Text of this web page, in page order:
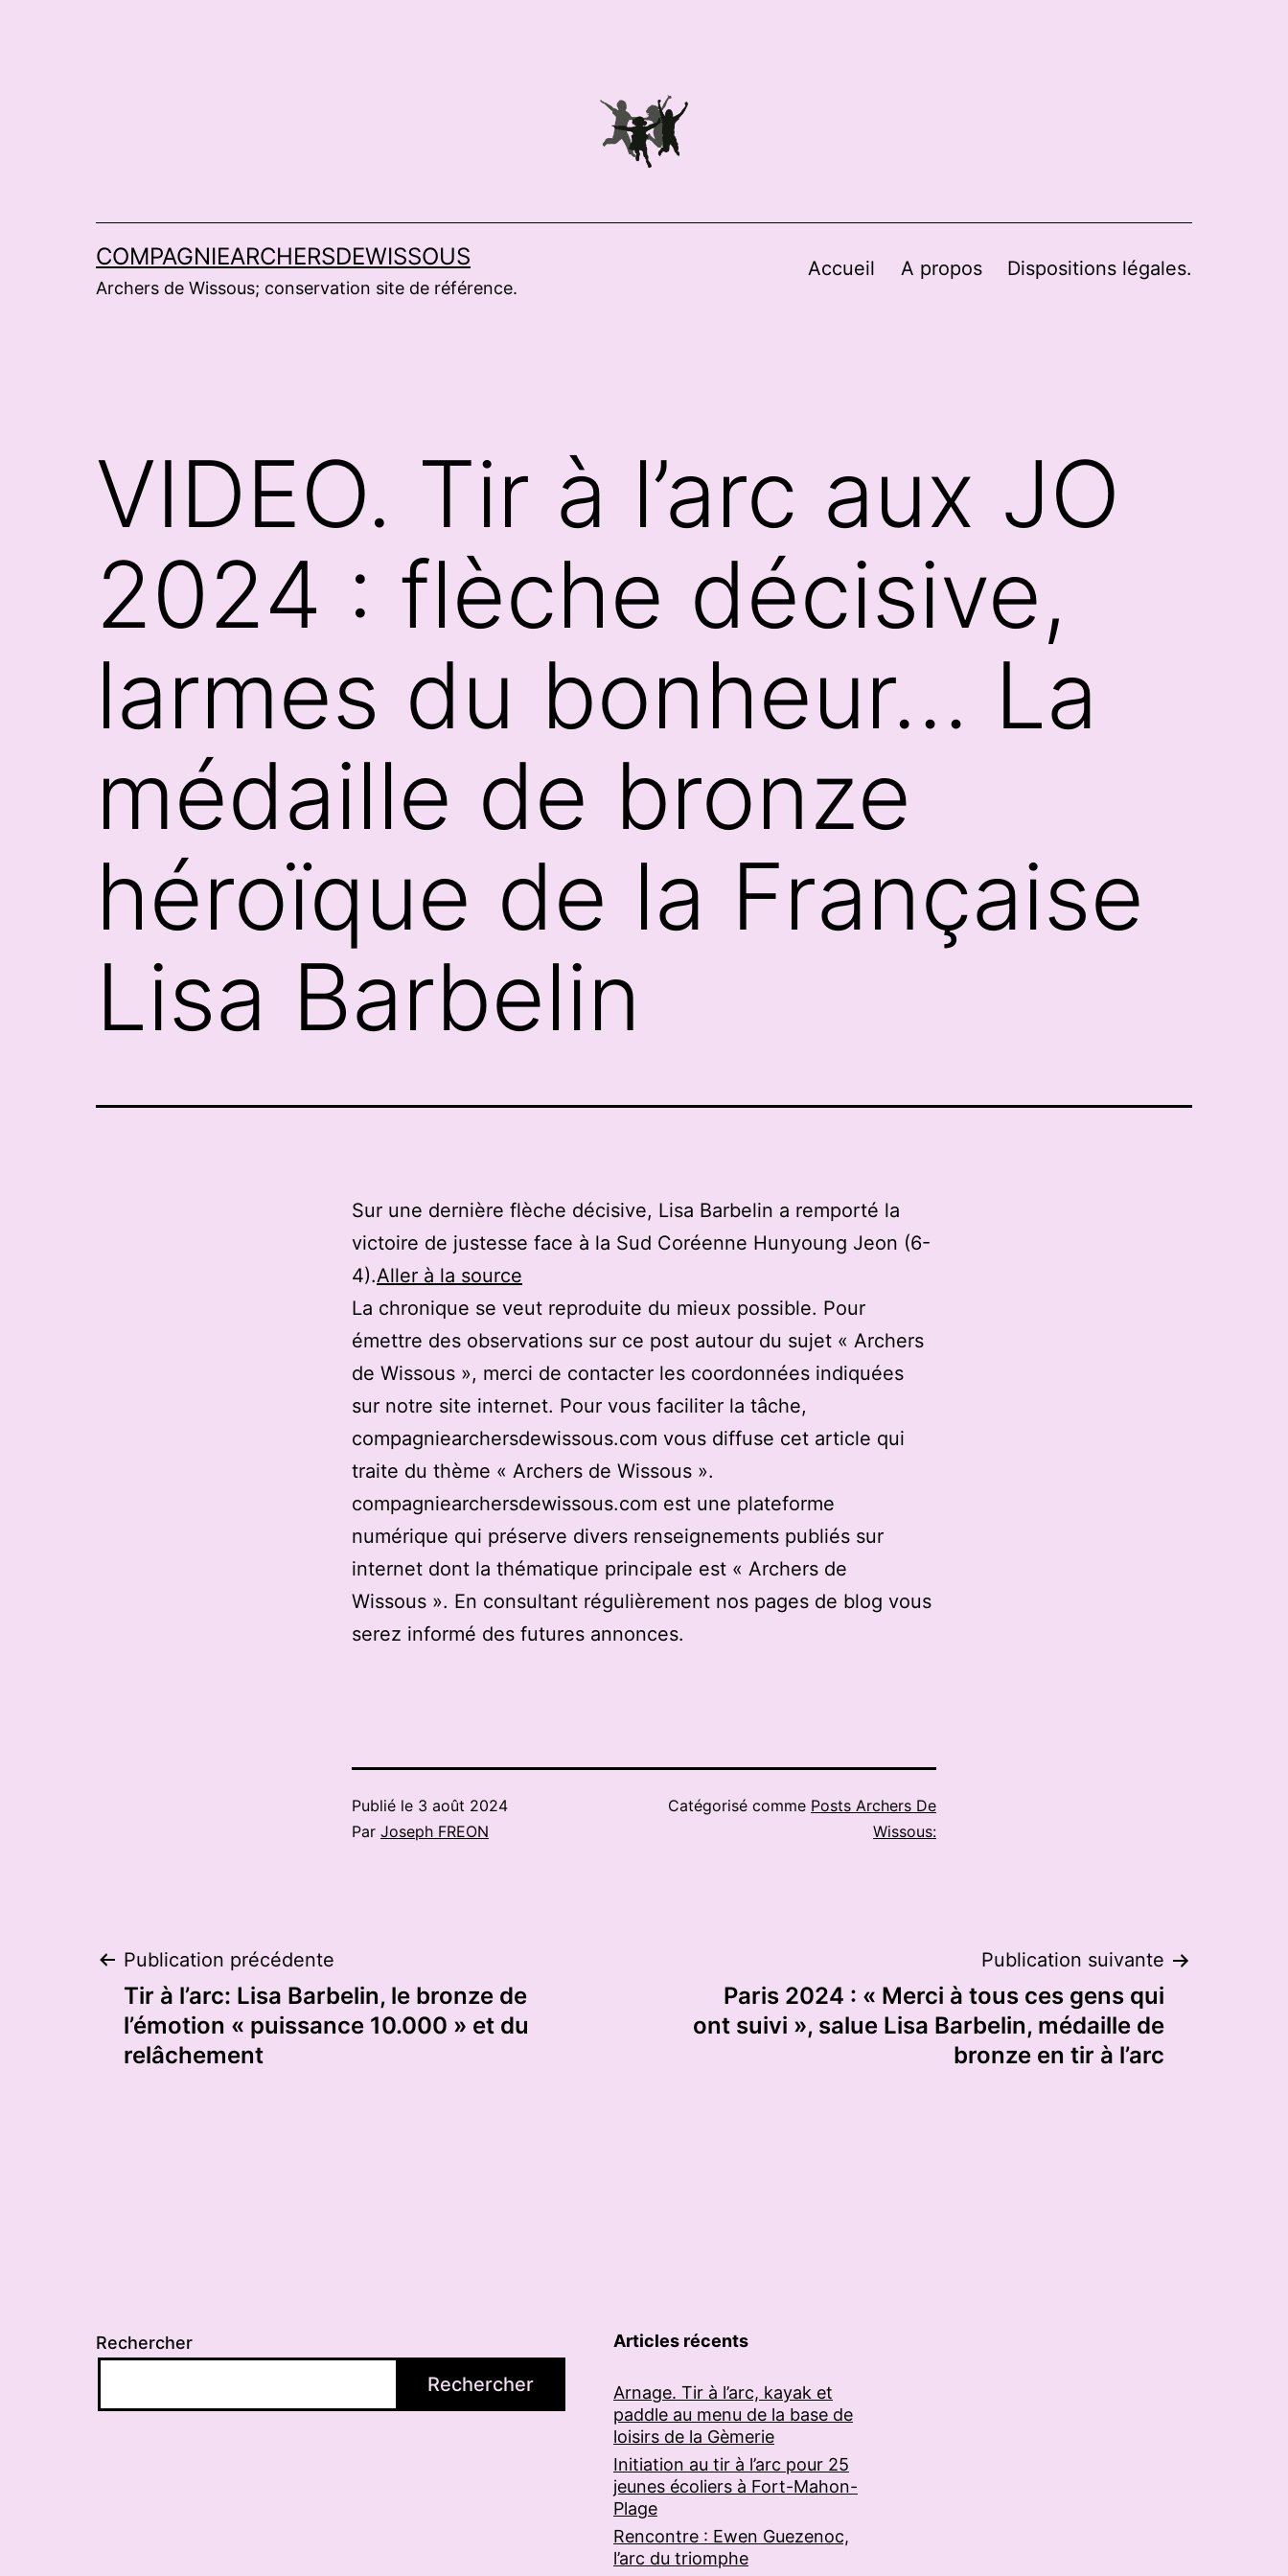
COMPAGNIEARCHERSDEWISSOUS
Archers de Wissous; conservation site de référence.
Accueil A propos Dispositions légales.
VIDEO. Tir à l’arc aux JO
2024 : flèche décisive,
larmes du bonheur… La
médaille de bronze
héroïque de la Française
Lisa Barbelin
Sur une dernière flèche décisive, Lisa Barbelin a remporté la
victoire de justesse face à la Sud Coréenne Hunyoung Jeon (6-
4).Aller à la source
La chronique se veut reproduite du mieux possible. Pour
émettre des observations sur ce post autour du sujet « Archers
de Wissous », merci de contacter les coordonnées indiquées
sur notre site internet. Pour vous faciliter la tâche,
compagniearchersdewissous.com vous diffuse cet article qui
traite du thème « Archers de Wissous ».
compagniearchersdewissous.com est une plateforme
numérique qui préserve divers renseignements publiés sur
internet dont la thématique principale est « Archers de
Wissous ». En consultant régulièrement nos pages de blog vous
serez informé des futures annonces.
Publié le 3 août 2024
Par Joseph FREON
Catégorisé comme Posts Archers De
Wissous:
Navigation
de
Publication précédente
Tir à l’arc: Lisa Barbelin, le bronze de
l’émotion « puissance 10.000 » et du
relâchement
Publication suivante
Paris 2024 : « Merci à tous ces gens qui
ont suivi », salue Lisa Barbelin, médaille de
bronze en tir à l’arc
Rechercher
Rechercher
Articles récents
Arnage. Tir à l’arc, kayak et
paddle au menu de la base de
loisirs de la Gèmerie
Initiation au tir à l’arc pour 25
jeunes écoliers à Fort-Mahon-
Plage
Rencontre : Ewen Guezenoc,
l’arc du triomphe